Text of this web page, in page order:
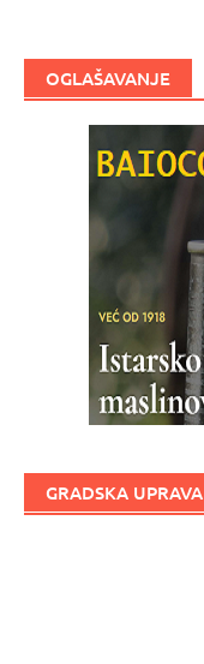
OGLAŠAVANJE
GRADSKA UPRAVA